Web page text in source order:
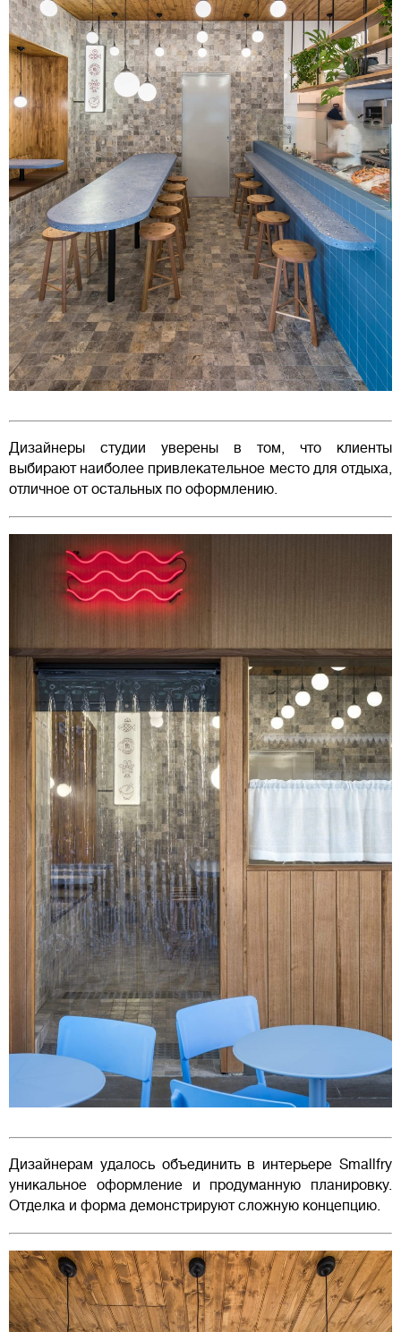
Дизайнеры студии уверены в том, что клиенты
выбирают наиболее привлекательное место для отдыха,
отличное от остальных по оформлению.
Дизайнерам удалось объединить в интерьере Smallfry
уникальное оформление и продуманную планировку.
Отделка и форма демонстрируют сложную концепцию.